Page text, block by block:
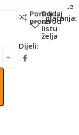
Poredi
proizvod
Dodaj
na
listu
želja
Dijeli:
Metode
plaćanja: